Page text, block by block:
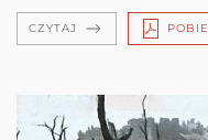
CZYTAJ